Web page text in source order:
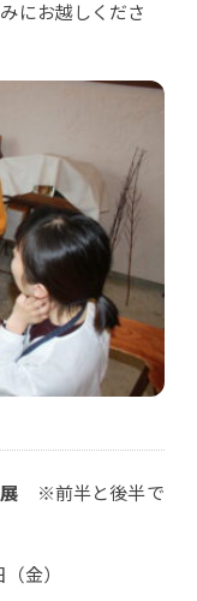
にお越しくださ
展
※前半と後半で
金）